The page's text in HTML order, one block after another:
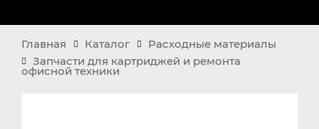
Главная Каталог
Расходные материалы
Запчасти для картриджей и ремонта
офисной техники